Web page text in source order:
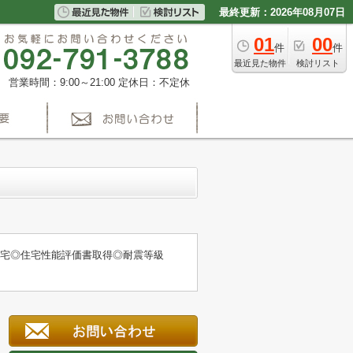
最終更新：2026年08月07日
01件
最近見た物件
00件
検討リスト
営業時間：9:00～21:00 定休日：不定休
◎住宅性能評価書取得◎耐震等級